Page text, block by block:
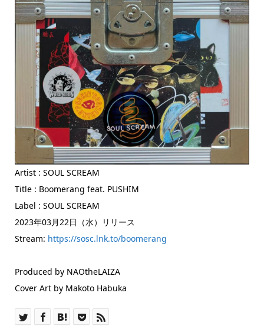
Artist : SOUL SCREAM
Title : Boomerang feat. PUSHIM
Label : SOUL SCREAM
2023年03月22日（水）リリース
Stream: https://sosc.lnk.to/boomerang
Produced by NAOtheLAIZA
Cover Art by Makoto Habuka